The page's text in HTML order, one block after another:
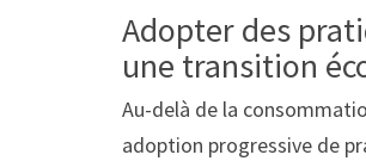
Adopter des
une transition
Au-delà de la
adoption progressive de